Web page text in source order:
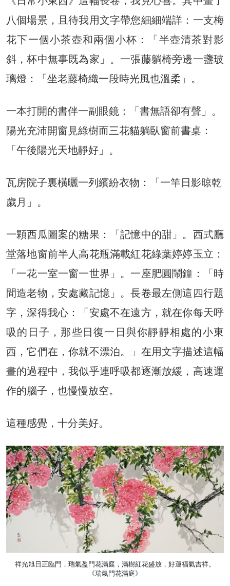
八個場景，且待我用文字帶您細細端詳：一支梅
花下一個小茶壺和兩個小杯：「半壺清茶對影
斜，杯中無事既為家」。一張藤躺椅旁邊一盞玻
璃燈：「坐老藤椅織一段時光風也溫柔」。
一本打開的書伴一副眼鏡：「書無語卻有聲」。
陽光充沛開窗見綠樹而三花貓躺臥窗前書桌：
「午後陽光天地靜好」。
瓦房院子裏橫曬一列繽紛衣物：「一竿日影晾乾
歲月」。
一顆西瓜圖案的糖果：「記憶中的甜」。西式廳
堂落地窗前半人高花瓶滿載紅花綠葉婷婷玉立：
「一花一室一窗一世界」。一座肥圓鬧鐘：「時
間造老物，安處藏記憶」。長卷最左側這四行題
字，深得我心：「安處不在遠方，就在你每天呼
吸的日子，那些日復一日與你靜靜相處的小東
西，它們在，你就不漂泊。」在用文字描述這幅
畫的過程中，我似乎連呼吸都逐漸放緩，高速運
作的腦子，也慢慢放空。
這種感覺，十分美好。
祥光旭日正臨門，瑞氣盈門花滿庭，滿樹紅花盛放，好運福氣吉祥。
《瑞氣門花滿庭》